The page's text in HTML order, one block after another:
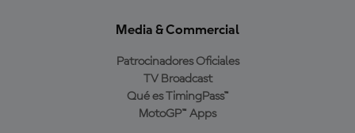
Media & Commercial
Patrocinadores Oficiales
TV Broadcast
Qué es TimingPass™
MotoGP™ Apps